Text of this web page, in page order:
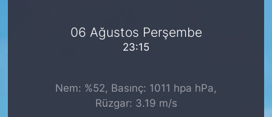
06 Ağustos Perşembe
23:15
Nem: %52, Basınç: 1011 hpa hPa,
Rüzgar: 3.19 m/s